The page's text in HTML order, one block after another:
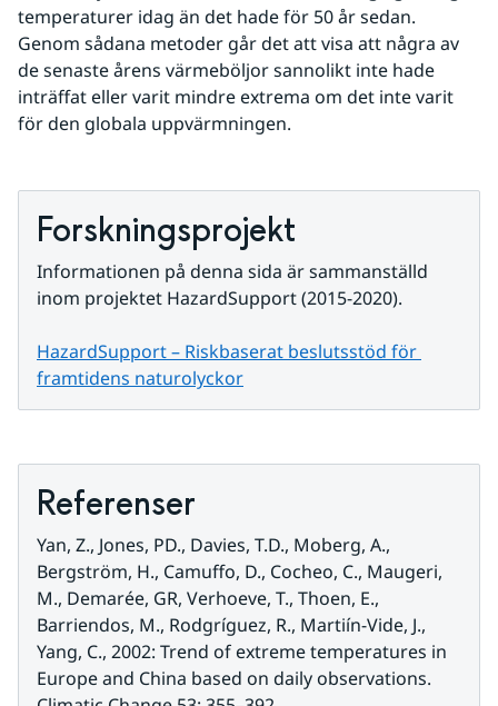
temperaturer idag än det hade för 50 år sedan.
Genom sådana metoder går det att visa att några av
de senaste årens värmeböljor sannolikt inte hade
inträffat eller varit mindre extrema om det inte varit
för den globala uppvärmningen.
Forskningsprojekt
Informationen på denna sida är sammanställd
inom projektet HazardSupport (2015-2020).
HazardSupport – Riskbaserat beslutsstöd för
framtidens naturolyckor
Referenser
Yan, Z., Jones, PD., Davies, T.D., Moberg, A.,
Bergström, H., Camuffo, D., Cocheo, C., Maugeri,
M., Demarée, GR, Verhoeve, T., Thoen, E.,
Barriendos, M., Rodgríguez, R., Martiín-Vide, J.,
Yang, C., 2002: Trend of extreme temperatures in
Europe and China based on daily observations.